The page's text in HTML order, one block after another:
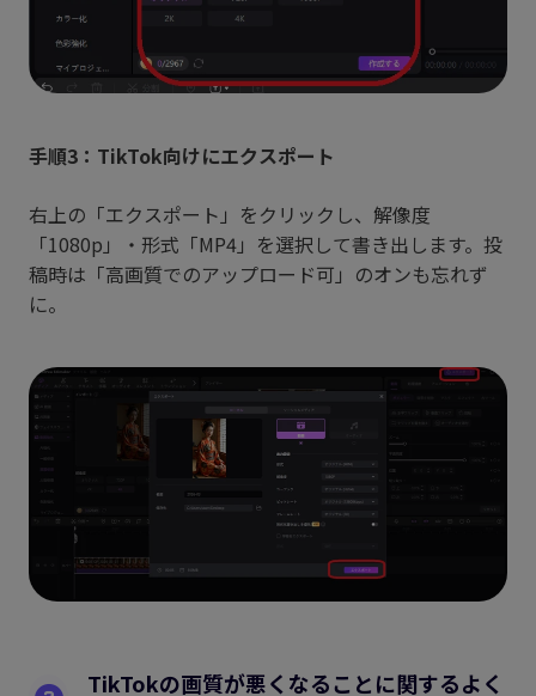
手順3：TikTok向けにエクスポート
右上の「エクスポート」をクリックし、解像度
「1080p」・形式「MP4」を選択して書き出します。投
稿時は「高画質でのアップロード可」のオンも忘れず
に。
TikTokの画質が悪くなることに関するよく